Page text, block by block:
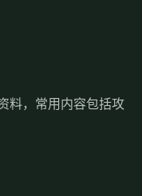
料，常用内容包括攻